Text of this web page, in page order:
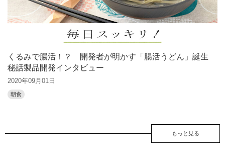
くるみで腸活！？ 開発者が明かす「腸活うどん」誕生
秘話製品開発インタビュー
2020年09月01日
朝食
もっと見る